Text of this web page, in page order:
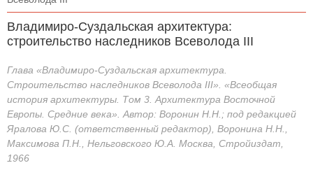
Владимиро-Суздальская архитектура:
строительство наследников Всеволода III
Глава «Владимиро-Суздальская архитектура.
Строительство наследников Всеволода III». «Всеобщая
история архитектуры. Том 3. Архитектура Восточной
Европы. Средние века». Автор: Воронин Н.Н.; под редакцией
Яралова Ю.С. (ответственный редактор), Воронина Н.Н.,
Максимова П.Н., Нельговского Ю.А. Москва, Стройиздат,
1966